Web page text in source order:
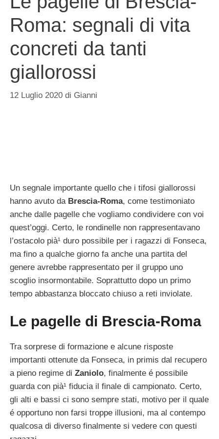
Roma: segnali di vita
concreti da tanti
giallorossi
12 Luglio 2020 di Gianni
Un segnale importante quello che i tifosi giallorossi
hanno avuto da Brescia-Roma, come testimoniato
anche dalle pagelle che vogliamo condividere con voi
quest’oggi. Certo, le rondinelle non rappresentavano
l’ostacolo pià¹ duro possibile per i ragazzi di Fonseca,
ma fino a qualche giorno fa anche una partita del
genere avrebbe rappresentato per il gruppo uno
scoglio insormontabile. Soprattutto dopo un primo
tempo abbastanza bloccato chiuso a reti inviolate.
Le pagelle di Brescia-Roma
Tra sorprese di formazione e alcune risposte
importanti ottenute da Fonseca, in primis dal recupero
a pieno regime di Zaniolo, finalmente é possibile
guarda con pià¹ fiducia il finale di campionato. Certo,
gli alti e bassi ci sono sempre stati, motivo per il quale
é opportuno non farsi troppe illusioni, ma al contempo
qualcosa di diverso finalmente si vedere con questi